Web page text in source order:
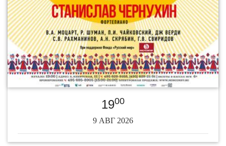
1900
9 АВГ 2026